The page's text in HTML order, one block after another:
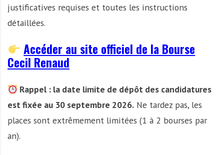
justificatives requises et toutes les instructions
détaillées.
Accéder au site officiel de la Bourse
Cecil Renaud
Rappel : la date limite de dépôt des candidatures
est fixée au 30 septembre 2026. Ne tardez pas, les
places sont extrêmement limitées (1 à 2 bourses par
an).